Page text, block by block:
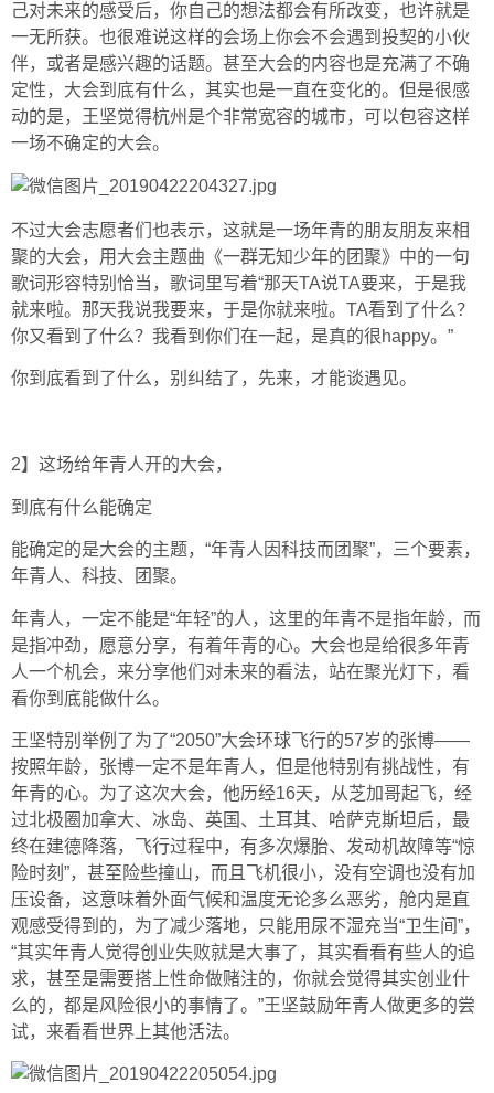
己对未来的感受后，你自己的想法都会有所改变，也许就是
一无所获。也很难说这样的会场上你会不会遇到投契的小伙
伴，或者是感兴趣的话题。甚至大会的内容也是充满了不确
定性，大会到底有什么，其实也是一直在变化的。但是很感
动的是，王坚觉得杭州是个非常宽容的城市，可以包容这样
一场不确定的大会。
不过大会志愿者们也表示，这就是一场年青的朋友朋友来相
聚的大会，用大会主题曲《一群无知少年的团聚》中的一句
歌词形容特别恰当，歌词里写着“那天TA说TA要来，于是我
就来啦。那天我说我要来，于是你就来啦。TA看到了什么？
你又看到了什么？我看到你们在一起，是真的很happy。”
你到底看到了什么，别纠结了，先来，才能谈遇见。
2】这场给年青人开的大会，
到底有什么能确定
能确定的是大会的主题，“年青人因科技而团聚”，三个要素，
年青人、科技、团聚。
年青人，一定不能是“年轻”的人，这里的年青不是指年龄，而
是指冲劲，愿意分享，有着年青的心。大会也是给很多年青
人一个机会，来分享他们对未来的看法，站在聚光灯下，看
看你到底能做什么。
王坚特别举例了为了“2050”大会环球飞行的57岁的张博——
按照年龄，张博一定不是年青人，但是他特别有挑战性，有
年青的心。为了这次大会，他历经16天，从芝加哥起飞，经
过北极圈加拿大、冰岛、英国、土耳其、哈萨克斯坦后，最
终在建德降落，飞行过程中，有多次爆胎、发动机故障等“惊
险时刻”，甚至险些撞山，而且飞机很小，没有空调也没有加
压设备，这意味着外面气候和温度无论多么恶劣，舱内是直
观感受得到的，为了减少落地，只能用尿不湿充当“卫生间”，
“其实年青人觉得创业失败就是大事了，其实看看有些人的追
求，甚至是需要搭上性命做赌注的，你就会觉得其实创业什
么的，都是风险很小的事情了。”王坚鼓励年青人做更多的尝
试，来看看世界上其他活法。